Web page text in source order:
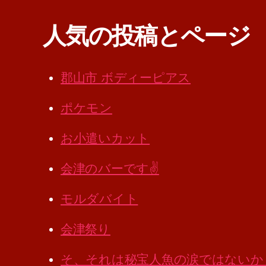
人気の投稿とページ
郡山市 ボディーピアス
ポケモン
お小遣いカット
会津のバーです✌️
モルダバイト
会津祭り
そ、それは秘宝人魚の涙ではないか